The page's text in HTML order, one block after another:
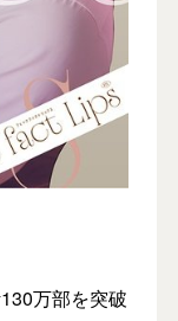
万部を突破